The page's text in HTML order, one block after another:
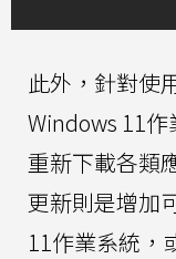
此外，針對使
Windows 11
重新下載各類
更新則是增加
11作業系統，